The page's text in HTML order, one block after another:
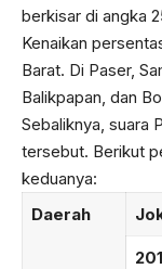
berkisar di angka
Kenaikan
Barat. Di Paser,
Balikpapan, dan
Sebaliknya, suara
tersebut. Berikut
keduanya:
Daerah